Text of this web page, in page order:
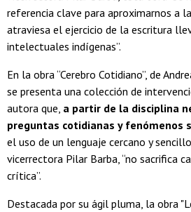
referencia clave para aproximarnos a
atraviesa el ejercicio de la escritura
intelectuales indígenas”.
En la obra “Cerebro Cotidiano”, de
se presenta una colección de
autora que, a partir de la disciplina
preguntas cotidianas y fenómenos
el uso de un lenguaje cercano y
vicerrectora Pilar Barba, “no sacrifica
crítica”.
Destacada por su ágil pluma, la obra